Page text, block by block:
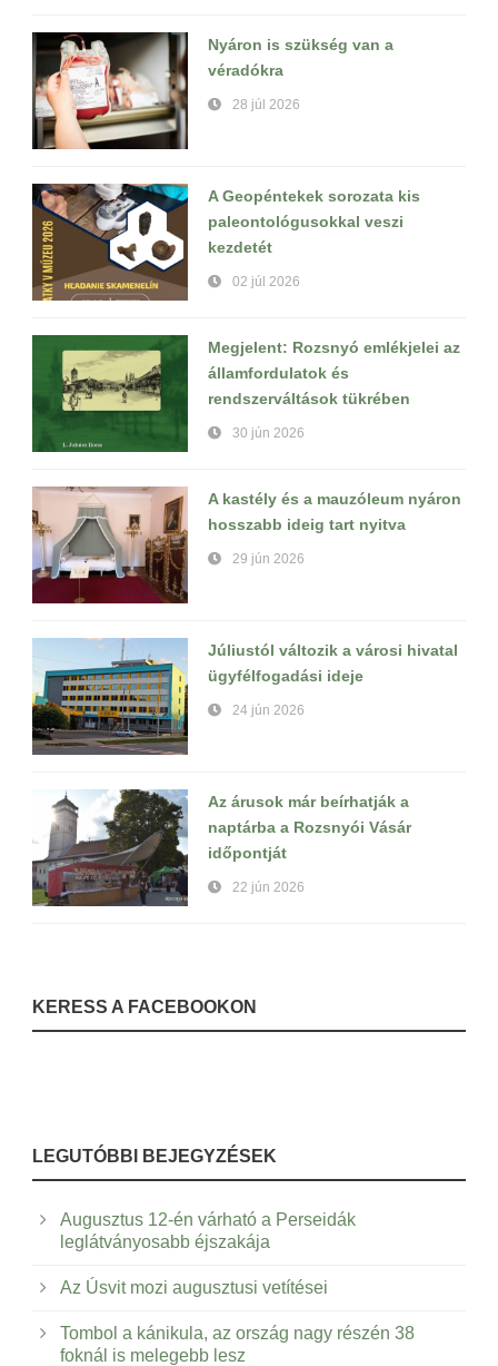
Nyáron is szükség van a
véradókra
28 júl 2026
A Geopéntekek sorozata kis
paleontológusokkal veszi
kezdetét
02 júl 2026
Megjelent: Rozsnyó emlékjelei az
államfordulatok és
rendszerváltások tükrében
30 jún 2026
A kastély és a mauzóleum nyáron
hosszabb ideig tart nyitva
29 jún 2026
Júliustól változik a városi hivatal
ügyfélfogadási ideje
24 jún 2026
Az árusok már beírhatják a
naptárba a Rozsnyói Vásár
időpontját
22 jún 2026
KERESS A FACEBOOKON
LEGUTÓBBI BEJEGYZÉSEK
Augusztus 12-én várható a Perseidák
leglátványosabb éjszakája
Az Úsvit mozi augusztusi vetítései
Tombol a kánikula, az ország nagy részén 38
foknál is melegebb lesz